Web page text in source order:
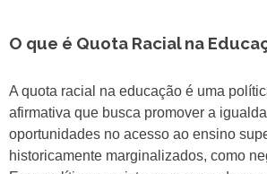
O que é Quota Racial na
A quota racial na educação é uma
afirmativa que busca promover a
oportunidades no acesso ao ensino
historicamente marginalizados, como